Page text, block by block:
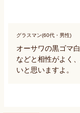
グラスマン(60代・男性)
オーサワの黒ゴマ
などと相性がよく
いと思いますよ。